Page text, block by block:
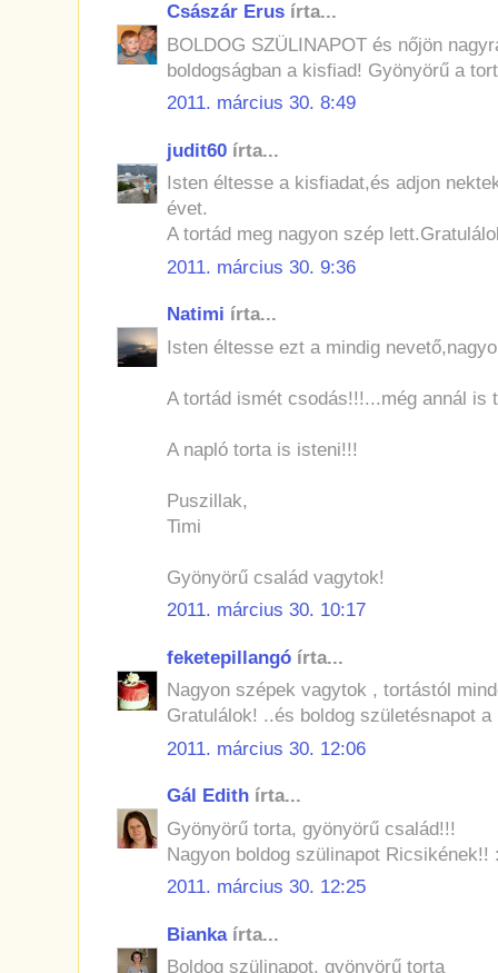
Császár Erus írta...
BOLDOG SZÜLINAPOT és nőjön
boldogságban a kisfiad! Gyönyörű a
2011. március 30. 8:49
judit60 írta...
Isten éltesse a kisfiadat,és adjon
évet.
A tortád meg nagyon szép
2011. március 30. 9:36
Natimi írta...
Isten éltesse ezt a mindig
A tortád ismét csodás!!!...még annál is
A napló torta is isteni!!!
Puszillak,
Timi
Gyönyörű család vagytok!
2011. március 30. 10:17
feketepillangó írta...
Nagyon szépek vagytok , tortástól
Gratulálok! ..és boldog születésnapot
2011. március 30. 12:06
Gál Edith írta...
Gyönyörű torta, gyönyörű család!!!
Nagyon boldog szülinapot Ricsikének!!
2011. március 30. 12:25
Biankaírta...
Boldog szülinapot, gyönyörű torta